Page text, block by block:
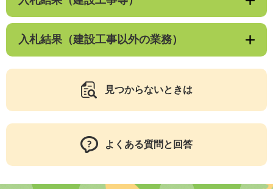
入札結果（建設工事以外の業務）
見つからないときは
よくある質問と回答